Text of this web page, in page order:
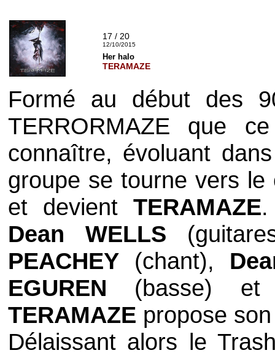
17 / 20
12/10/2015
Her halo
TERAMAZE
Formé au début des
TERRORMAZE que ce
connaître, évoluant
groupe se tourne vers
et devientTERAMAZE
Dean WELLS
PEACHEY (chant),
EGUREN (basse)
TERAMAZE propose
Délaissant alors le